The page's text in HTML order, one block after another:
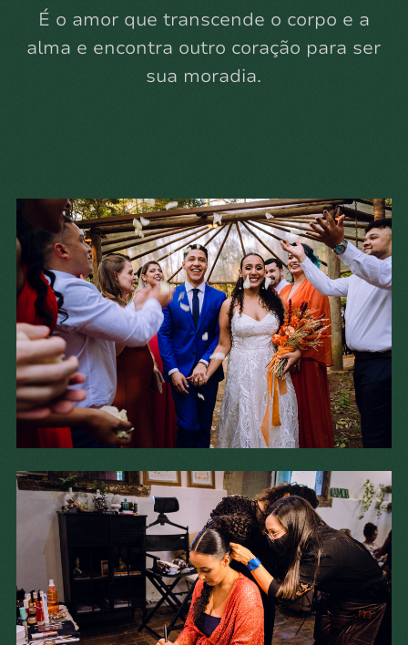
É o amor que transcende o corpo e a
alma e encontra outro coração para ser
sua moradia.